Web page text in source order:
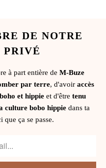
DE NOTRE
PRIVÉ
à part entière de M-Buze
par terre, d'avoir accès
et hippieet d'être tenu
culture bobo hippie dans ta
ça se passe.